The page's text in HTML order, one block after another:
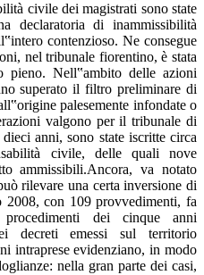
civile dei magistrati sono state
declaratoria di inammissibilità
contenzioso. Ne consegue
nel tribunale fiorentino, è stata
pieno. Nell‟ambito delle azioni
superato il filtro preliminare di
palesemente infondate o
valgono per il tribunale di
anni, sono state iscritte circa
civile, delle quali nove
ammissibili.Ancora, va notato
rilevare una certa inversione di
2008, con 109 provvedimenti, fa
dei cinque anni
decreti emessi sul territorio
intraprese evidenziano, in modo
nella gran parte dei casi,